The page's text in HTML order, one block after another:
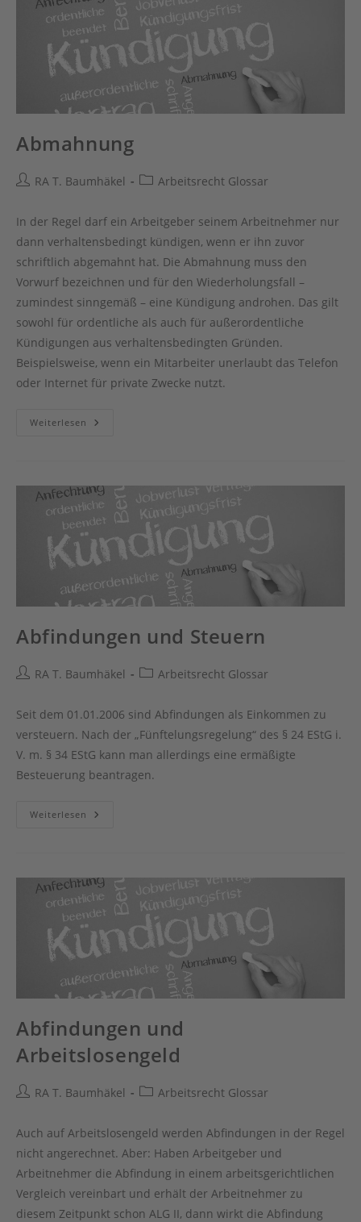
Abmahnung
Beitrags-
RA T. Baumhäkel
Beitrags-
Arbeitsrecht Glossar
In der Regel darf ein Arbeitgeber seinem Arbeitnehmer nur
dann verhaltensbedingt kündigen, wenn er ihn zuvor
schriftlich abgemahnt hat. Die Abmahnung muss den
Vorwurf bezeichnen und für den Wiederholungsfall –
zumindest sinngemäß – eine Kündigung androhen. Das gilt
sowohl für ordentliche als auch für außerordentliche
Kündigungen aus verhaltensbedingten Gründen.
Beispielsweise, wenn ein Mitarbeiter unerlaubt das Telefon
oder Internet für private Zwecke nutzt.
Weiterlesen Abmahnung
Abfindungen und Steuern
Beitrags-
RA T. Baumhäkel
Beitrags-
Arbeitsrecht Glossar
Seit dem 01.01.2006 sind Abfindungen als Einkommen zu
versteuern. Nach der „Fünftelungsregelung“ des § 24 EStG i.
V. m. § 34 EStG kann man allerdings eine ermäßigte
Besteuerung beantragen.
Weiterlesen Abfindungen
Abfindungen und
Arbeitslosengeld
Beitrags-
RA T. Baumhäkel
Beitrags-
Arbeitsrecht Glossar
Auch auf Arbeitslosengeld werden Abfindungen in der Regel
nicht angerechnet. Aber: Haben Arbeitgeber und
Arbeitnehmer die Abfindung in einem arbeitsgerichtlichen
Vergleich vereinbart und erhält der Arbeitnehmer zu
diesem Zeitpunkt schon ALG II, dann wirkt die Abfindung